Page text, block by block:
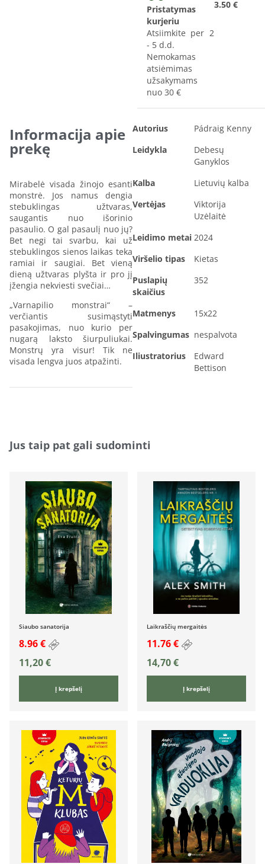
Pristatymas
kurjeriu
Atsiimkite per 2
- 5 d.d.
Nemokamas
atsiėmimas
užsakymams
nuo 30 €
3.50 €
Informacija apie
prekę
Mirabelė visada žinojo esanti
monstrė. Jos namus dengia
stebuklingas užtvaras,
saugantis nuo išorinio
pasaulio. O gal pasaulį nuo jų?
Bet negi tai svarbu, kai už
stebuklingos sienos laikas teka
ramiai ir saugiai. Bet vieną
dieną užtvaras plyšta ir pro jį
įžengia nekviesti svečiai…
„Varnapilio monstrai“ –
verčiantis susimąstyti
pasakojimas, nuo kurio per
nugarą laksto šiurpuliukai.
Monstrų yra visur! Tik ne
visada lengva juos atpažinti.
Autorius
Pádraig Kenny
Leidykla
Debesų
Ganyklos
Kalba
Lietuvių kalba
Vertėjas
Viktorija
Uzėlaitė
Leidimo metai 2024
Viršelio tipas
Kietas
Puslapių
skaičius
352
Matmenys
15x22
Spalvingumas nespalvota
Iliustratorius
Edward
Bettison
Jus taip pat gali sudominti
Siaubo sanatorija
8.96 €
11,20€
Į krepšelį
Laikraščių mergaitės
11.76 €
14,70€
Į krepšelį